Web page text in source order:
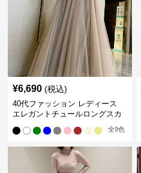
¥6,690 (税込)
40代ファッション レディース
エレガントチュールロングスカ
全9色